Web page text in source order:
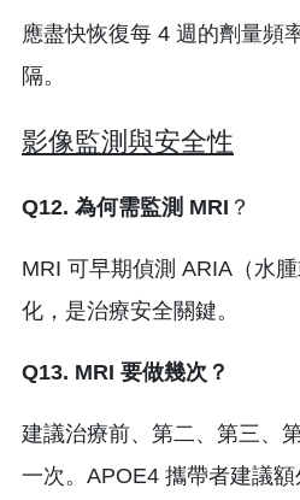
應盡快恢復每 4 週的劑量頻
隔。
影像監測與安全性
Q12. 為何需監測 MRI ？
MRI 可早期偵測 ARIA（水
化，是治療安全關鍵。
Q13. MRI 要做幾次？
建議治療前、第二、第三、
一次。APOE4 攜帶者建議額